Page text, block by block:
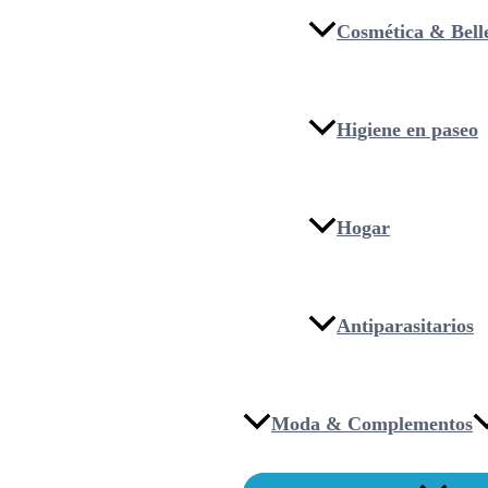
Cosmética &
Higiene en paseo
Hogar
Antiparasitarios
Moda & Complementos